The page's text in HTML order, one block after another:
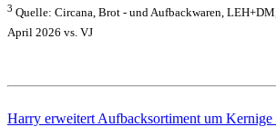
3 Quelle: Circana, Brot - und Aufbackwaren,
April 2026 vs. VJ
Harry erweitert Aufbacksortiment um